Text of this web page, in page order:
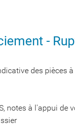
-
des pièces
notes à l'appui de